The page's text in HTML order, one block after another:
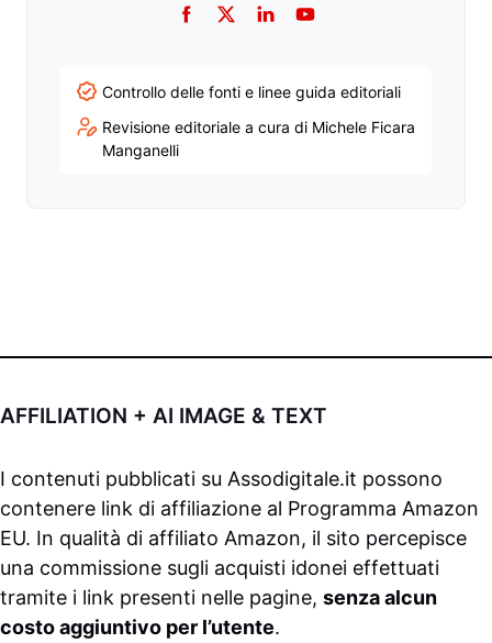
Facebook
TwitterLinkedInYouTube
Controllo delle fonti e linee guida editoriali
Revisione editoriale a cura di Michele Ficara
Manganelli
AFFILIATION + AI IMAGE & TEXT
I contenuti pubblicati su Assodigitale.it possono
contenere link di affiliazione al Programma Amazon
EU. In qualità di affiliato Amazon, il sito percepisce
una commissione sugli acquisti idonei effettuati
tramite i link presenti nelle pagine, senza alcun
costo aggiuntivo per l’utente.